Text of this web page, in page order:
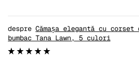
Cămașa elegantă cu
bumbac Tana Lawn, 5 culori